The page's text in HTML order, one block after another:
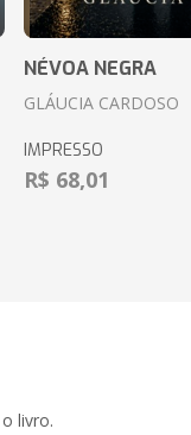
NÉVOA NEGRA
GLÁUCIA CARDOSO
IMPRESSO
R$ 68,01
livro.